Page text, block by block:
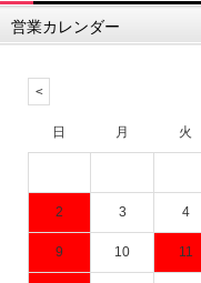
営業カレンダー
日 月 火
2 3 4
9 10 11